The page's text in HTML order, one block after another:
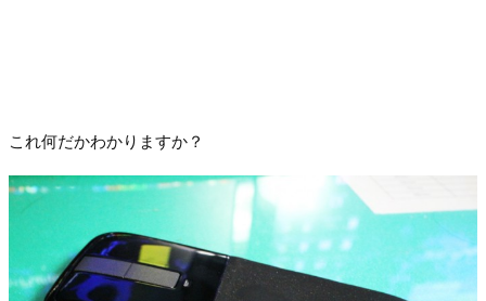
これ何だかわかりますか？